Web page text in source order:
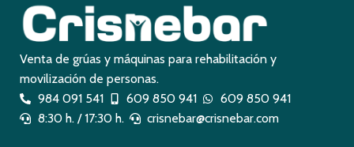
Venta de grúas y máquinas para rehabilitación y
movilización de personas.
984 091 541
609 850 941
609 850 941
8:30 h. / 17:30 h.
crisnebar@crisnebar.com